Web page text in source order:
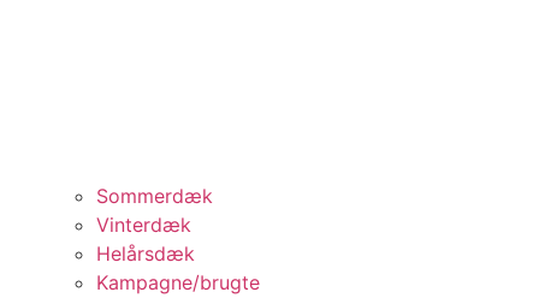
Sommerdæk
Vinterdæk
Helårsdæk
Kampagne/brugte